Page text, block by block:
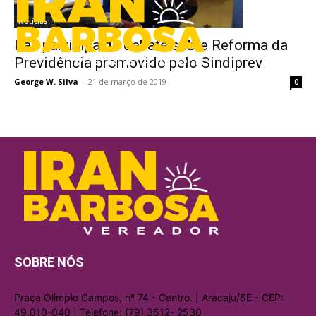
Notícias
Iran participa de debate sobre Reforma da
Previdência promovido pelo Sindiprev
George W. Silva - 21 de março de 2019 0
SOBRE NÓS
Praça Olimpio Campos, nº 74 - Centro. | Aracaju/SE - CEP:
49.010-040 | Telefone: (79) 3512- 2530